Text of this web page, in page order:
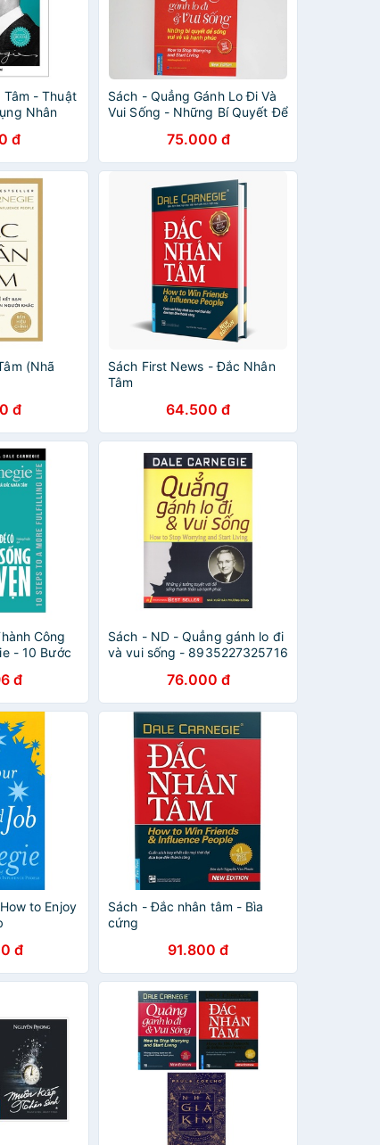
- Thuật
Nhân
đ
Sách - Quẳng Gánh Lo Đi Và
Vui Sống - Những Bí Quyết Để
75.000 đ
(Nhã
đ
Sách First News - Đắc Nhân
Tâm
64.500 đ
Công
- 10 Bước
đ
Sách - ND - Quẳng gánh lo đi
và vui sống - 8935227325716
76.000 đ
to Enjoy
đ
Sách - Đắc nhân tâm - Bìa
cứng
91.800 đ